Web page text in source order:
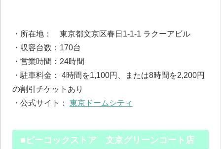
・所在地： 東京都文京区春日1-1-1 ラクーアビル
・収容台数：170台
・営業時間：24時間
・駐車料金： 4時間を1,100円、または8時間を2,200円
の割引チケットあり
・公式サイト： 東京ドームシティ
■ピーコックストア 文京グリーンコート店